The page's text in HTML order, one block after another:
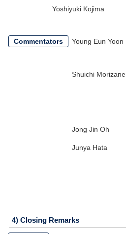
Yoshiyuki Kojima
Commentators Young Eun Yoon
Shuichi Morizane
Jong Jin Oh
Junya Hata
4) Closing Remarks